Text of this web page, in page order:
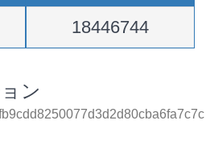
18446744
ン